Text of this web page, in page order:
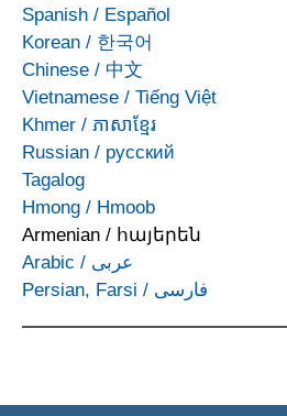
Spanish / Español
Korean / 한국어
Chinese / 中文
Vietnamese / Tiếng Việt
Khmer / ភាសាខ្មែរ
Russian / русский
Tagalog
Hmong / Hmoob
Armenian / հայերեն
Arabic / عربى
Persian, Farsi / فارسی